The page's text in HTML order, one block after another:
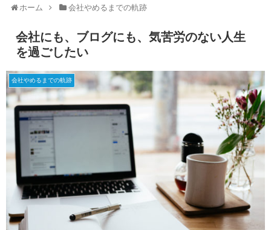
ホーム 会社やめるまでの軌跡
会社にも、ブログにも、気苦労のない人生
を過ごしたい
会社やめるまでの軌跡